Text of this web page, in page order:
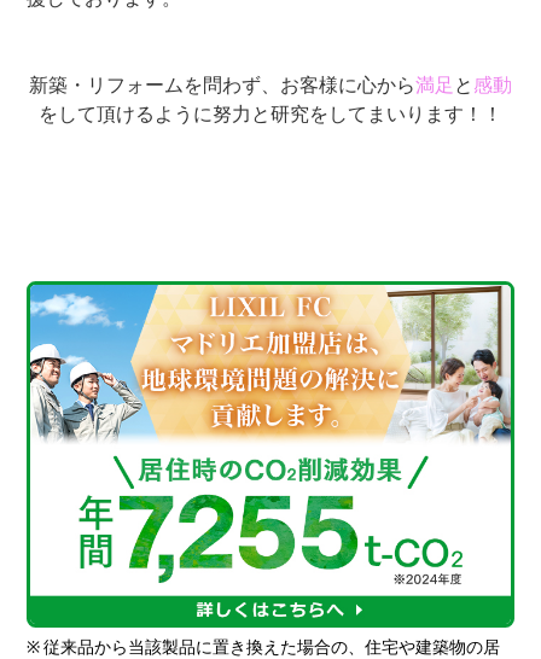
※ 従来品から当該製品に置き換えた場合の、住宅や建築物の居